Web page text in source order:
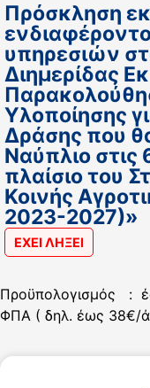
Πρόσκληση
υπηρεσιών
Διημερίδας
Υλοποίησης
Δράσης που
Ναύπλιο στις
πλαίσιο του
Κοινής
2023-2027)»
ΕΧΕΙ ΛΗΞΕΙ
Προϋπολογισμός :
ΦΠΑ ( δηλ. έως 38€/